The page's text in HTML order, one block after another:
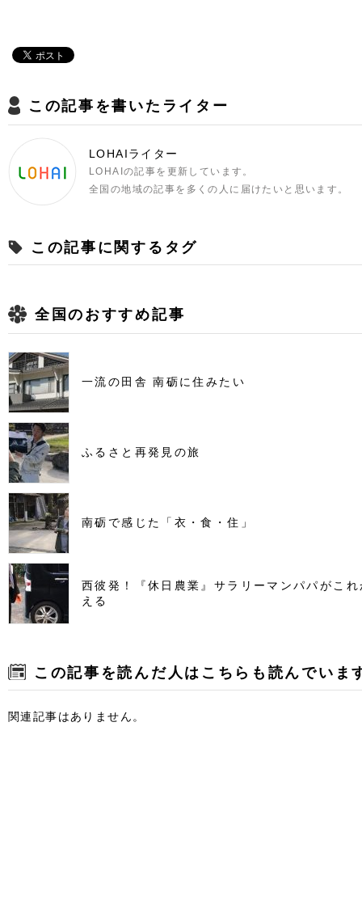
この記事を書いたライター
LOHAIライター
LOHAIの記事を更新しています。
全国の地域の記事を多くの人に届けたいと思います。
この記事に関するタグ
全国のおすすめ記事
一流の田舎 南砺に住みたい
ふるさと再発見の旅
南砺で感じた「衣・食・住」
西彼発！『休日農業』サラリーマンパパがこ
える
この記事を読んだ人はこちらも読んでいま
関連記事はありません。